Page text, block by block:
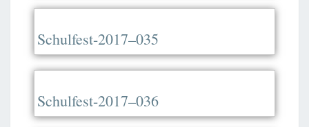
Schulfest-2017–035
Schulfest-2017–036